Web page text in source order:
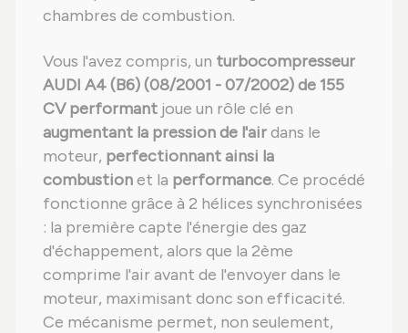
chambres de combustion.
Vous l'avez compris, un turbocompresseur
AUDI A4 (B6) (08/2001 - 07/2002) de 155
CV performant joue un rôle clé en
augmentant la pression de l'airdans le
moteur, perfectionnant ainsi la
combustionet la performance. Ce procédé
fonctionne grâce à 2 hélices synchronisées
: la première capte l'énergie des gaz
d'échappement, alors que la 2ème
comprime l'air avant de l'envoyer dans le
moteur, maximisant donc son efficacité.
Ce mécanisme permet, non seulement,